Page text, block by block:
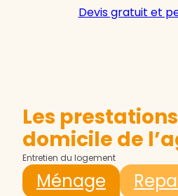
Devis gratuit et
Les
domicile de
Entretien du logement
Ménage